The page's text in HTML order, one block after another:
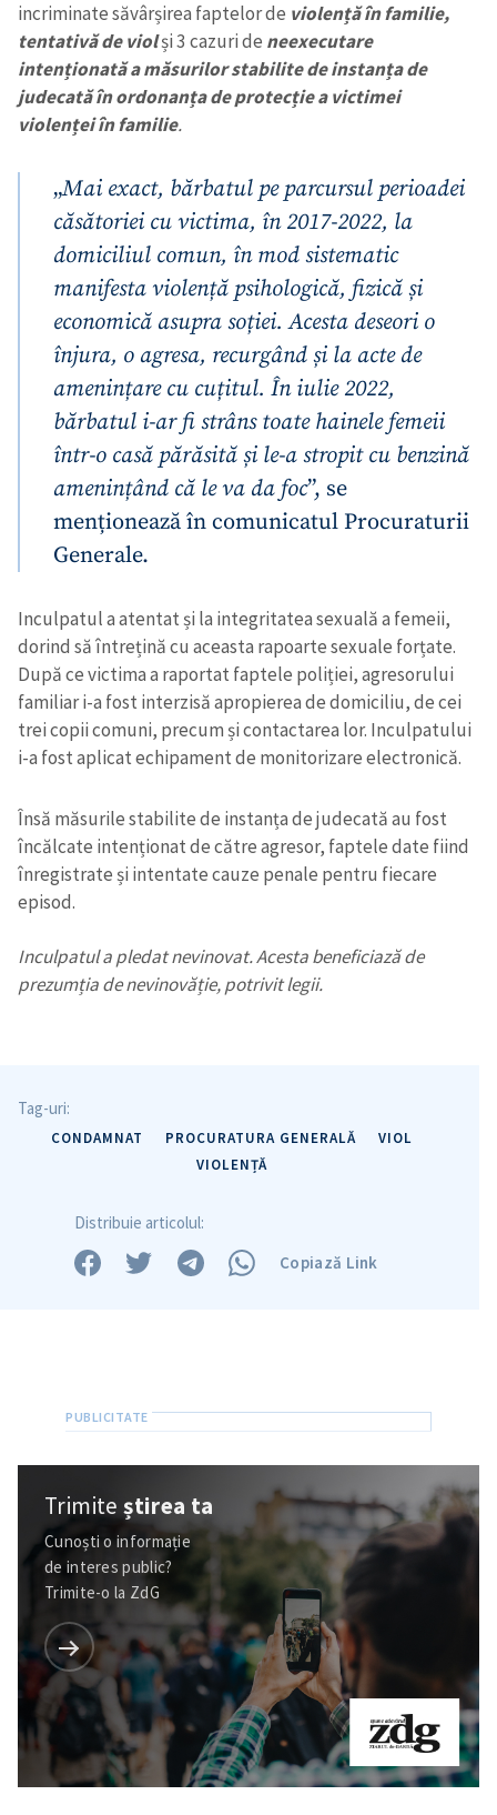
Despre ZdG
in English
на русском
incriminate săvârșirea faptelor de violență în familie,
tentativă de violși 3 cazuri de neexecutare
intenționată a măsurilor stabilite de instanța de
judecată în ordonanța de protecție a victimei
violenței în familie.
„Mai exact, bărbatul pe parcursul perioadei
căsătoriei cu victima, în 2017-2022, la
domiciliul comun, în mod sistematic
manifesta violență psihologică, fizică și
economică asupra soției. Acesta deseori o
înjura, o agresa, recurgând și la acte de
amenințare cu cuțitul. În iulie 2022,
bărbatul i-ar fi strâns toate hainele femeii
într-o casă părăsită și le-a stropit cu benzină
amenințând că le va da foc”, se
menționează în comunicatul Procuraturii
Generale.
Inculpatul a atentat și la integritatea sexuală a femeii,
dorind să întrețină cu aceasta rapoarte sexuale forțate.
După ce victima a raportat faptele poliției, agresorului
familiar i-a fost interzisă apropierea de domiciliu, de cei
trei copii comuni, precum și contactarea lor. Inculpatului
i-a fost aplicat echipament de monitorizare electronică.
Însă măsurile stabilite de instanța de judecată au fost
încălcate intenționat de către agresor, faptele date fiind
înregistrate și intentate cauze penale pentru fiecare
episod.
Inculpatul a pledat nevinovat. Acesta beneficiază de
prezumția de nevinovăție, potrivit legii.
Tag-uri:
CONDAMNAT PROCURATURA GENERALĂ
VIOL
VIOLENȚĂ
Distribuie articolul:
Copiază Link
Trimiteștirea ta
Cunoști o informație
de interes public?
Trimite-o la ZdG